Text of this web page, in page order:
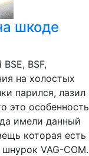
шкоде
BSF,
на холостых
парился, лазил
это особенность
имели данный
которая есть
VAG-COM.